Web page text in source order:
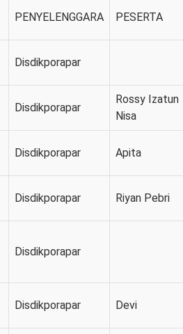
PENYELENGGARA PESERTA
Disdikporapar
Disdikporapar
Rossy Izatun
Nisa
Disdikporapar Apita
Disdikporapar Riyan Pebri
Disdikporapar
Disdikporapar Devi